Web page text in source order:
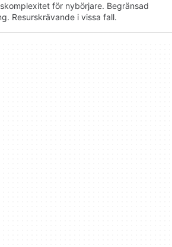
för nybörjare. Begränsad
Resurskrävande i vissa fall.